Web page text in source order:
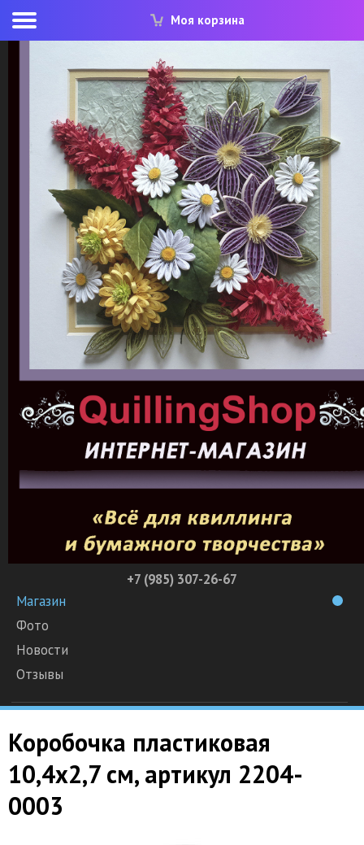
Моя корзина
+7 (985) 307-26-67
Магазин
Фото
Новости
Отзывы
Коробочка пластиковая
10,4х2,7 см, артикул 2204-
0003